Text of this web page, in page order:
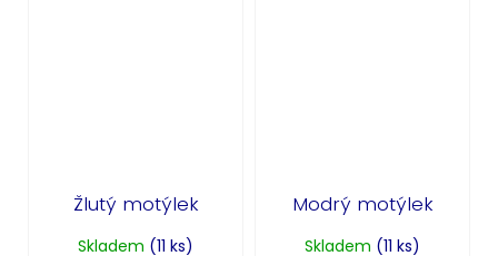
Žlutý motýlek
Skladem (11 ks)
Modrý motýlek
Skladem (11 ks)